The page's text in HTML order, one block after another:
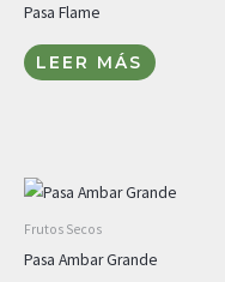
Pasa Flame
LEER MÁS
Frutos Secos
Pasa Ambar Grande